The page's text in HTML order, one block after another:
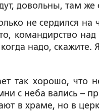
довольны, там же
не сердился на
командирство
надо, скажите.
так хорошо, что
с неба вались –
в храме, но в